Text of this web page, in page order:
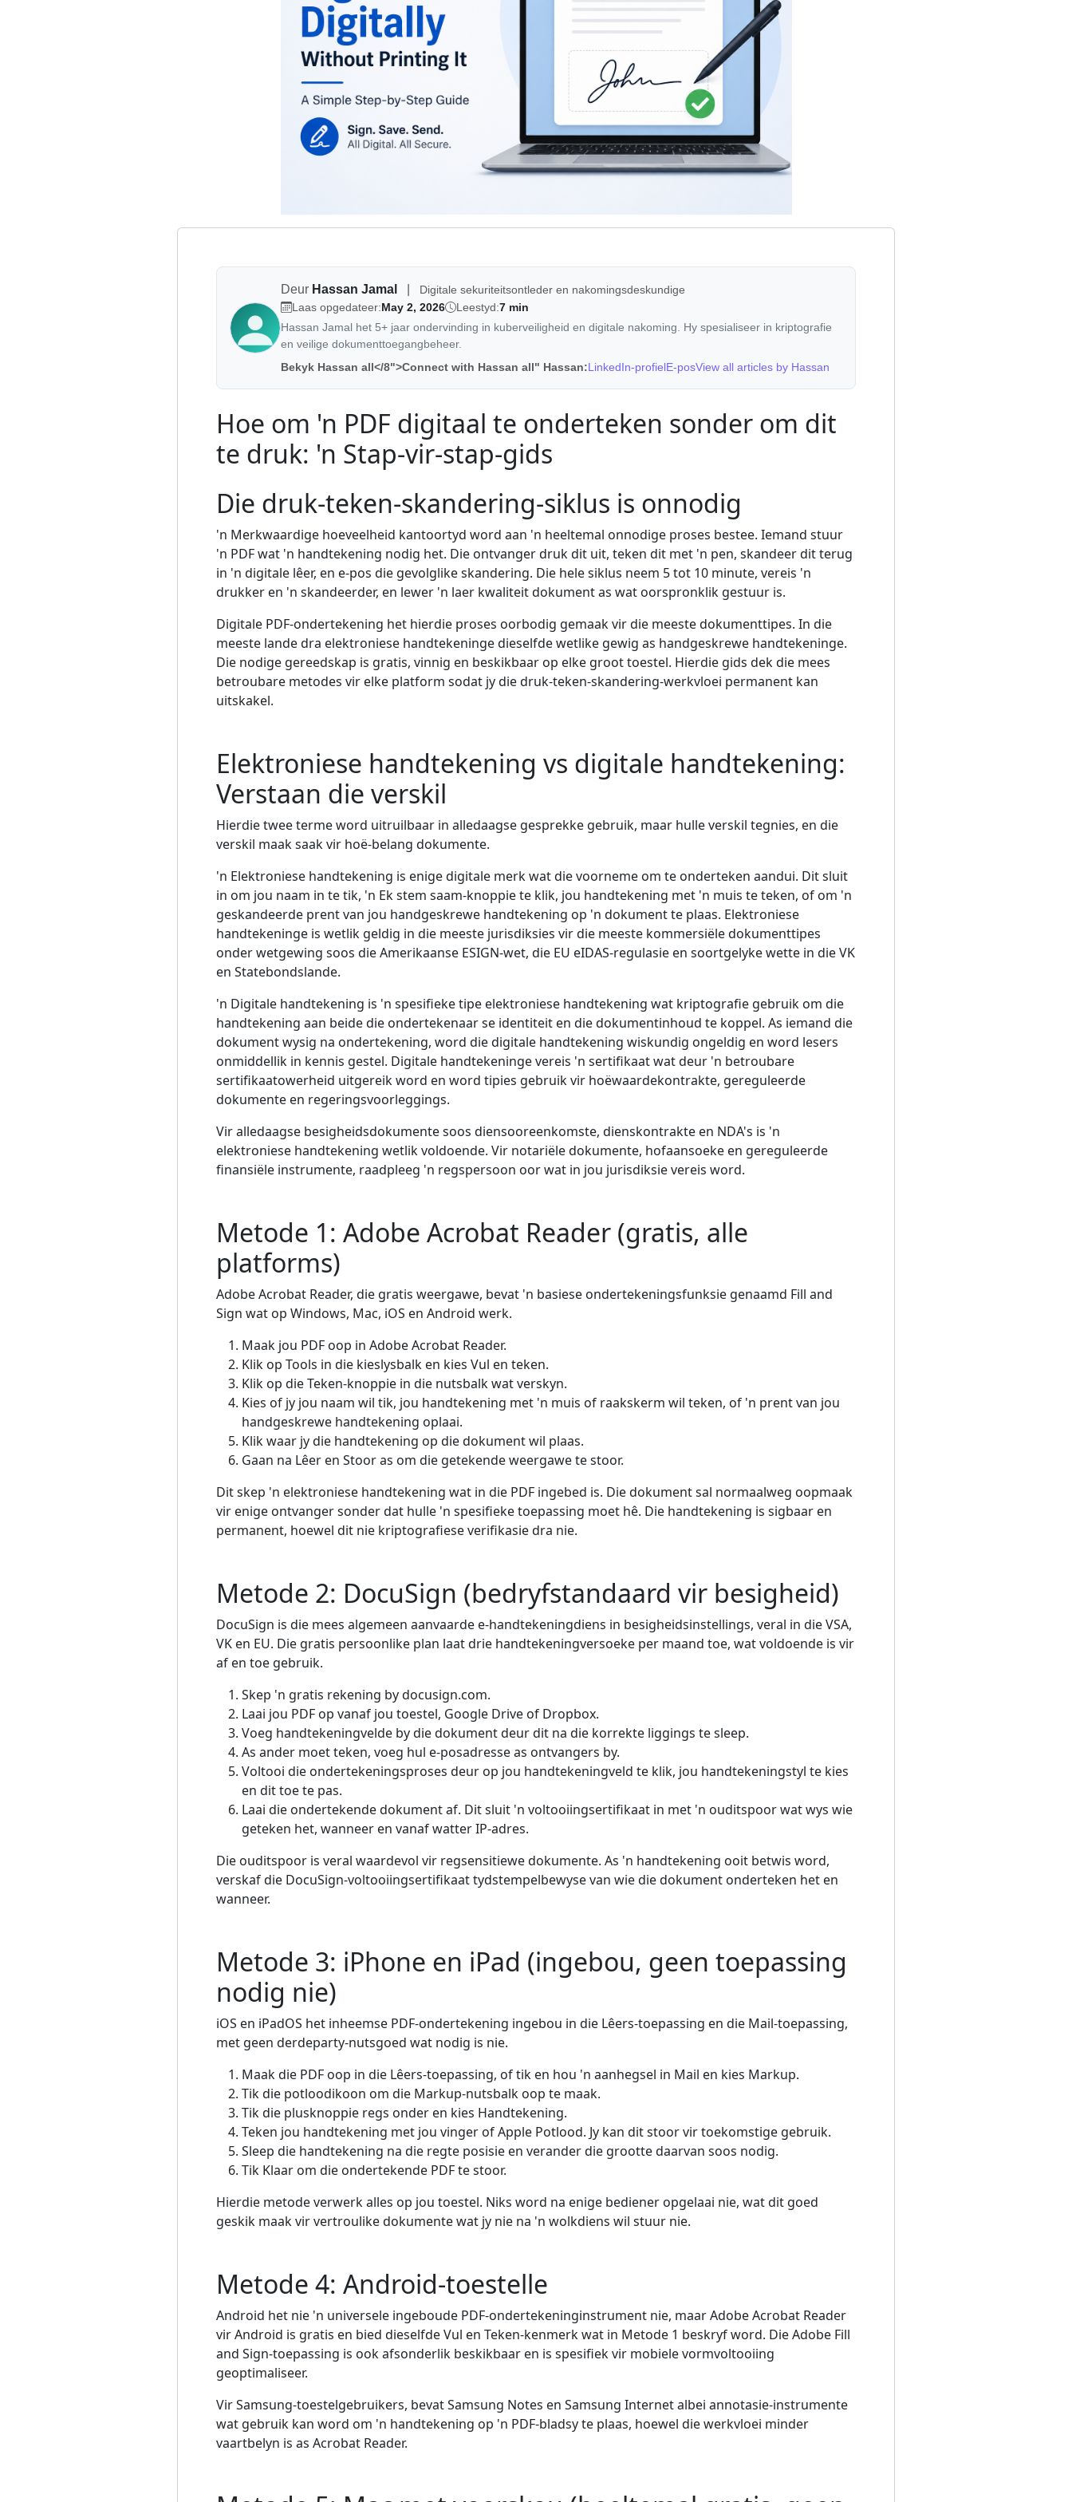
Deur Hassan Jamal
Digitale sekuriteitsontleder en nakomingsdeskundige
Laas opgedateer:May 2, 2026 Leestyd:7 min
Hassan Jamal het 5+ jaar ondervinding in kuberveiligheid en digitale nakoming. Hy spesialiseer in kriptografie
en veilige dokumenttoegangbeheer.
Bekyk Hassan all</8">Connect with Hassan all" Hassan:LinkedIn-profielE-posView all articles by Hassan
Hoe om 'n PDF digitaal te onderteken sonder om dit
te druk: 'n Stap-vir-stap-gids
Die druk-teken-skandering-siklus is onnodig
'n Merkwaardige hoeveelheid kantoortyd word aan 'n heeltemal onnodige proses bestee. Iemand stuur
'n PDF wat 'n handtekening nodig het. Die ontvanger druk dit uit, teken dit met 'n pen, skandeer dit terug
in 'n digitale lêer, en e-pos die gevolglike skandering. Die hele siklus neem 5 tot 10 minute, vereis 'n
drukker en 'n skandeerder, en lewer 'n laer kwaliteit dokument as wat oorspronklik gestuur is.
Digitale PDF-ondertekening het hierdie proses oorbodig gemaak vir die meeste dokumenttipes. In die
meeste lande dra elektroniese handtekeninge dieselfde wetlike gewig as handgeskrewe handtekeninge.
Die nodige gereedskap is gratis, vinnig en beskikbaar op elke groot toestel. Hierdie gids dek die mees
betroubare metodes vir elke platform sodat jy die druk-teken-skandering-werkvloei permanent kan
uitskakel.
Elektroniese handtekening vs digitale handtekening:
Verstaan ​​​​die verskil
Hierdie twee terme word uitruilbaar in alledaagse gesprekke gebruik, maar hulle verskil tegnies, en die
verskil maak saak vir hoë-belang dokumente.
'n Elektroniese handtekening is enige digitale merk wat die voorneme om te onderteken aandui. Dit sluit
in om jou naam in te tik, 'n Ek stem saam-knoppie te klik, jou handtekening met 'n muis te teken, of om 'n
geskandeerde prent van jou handgeskrewe handtekening op 'n dokument te plaas. Elektroniese
handtekeninge is wetlik geldig in die meeste jurisdiksies vir die meeste kommersiële dokumenttipes
onder wetgewing soos die Amerikaanse ESIGN-wet, die EU eIDAS-regulasie en soortgelyke wette in die VK
en Statebondslande.
'n Digitale handtekening is 'n spesifieke tipe elektroniese handtekening wat kriptografie gebruik om die
handtekening aan beide die ondertekenaar se identiteit en die dokumentinhoud te koppel. As iemand die
dokument wysig na ondertekening, word die digitale handtekening wiskundig ongeldig en word lesers
onmiddellik in kennis gestel. Digitale handtekeninge vereis 'n sertifikaat wat deur 'n betroubare
sertifikaatowerheid uitgereik word en word tipies gebruik vir hoëwaardekontrakte, gereguleerde
dokumente en regeringsvoorleggings.
Vir alledaagse besigheidsdokumente soos diensooreenkomste, dienskontrakte en NDA's is 'n
elektroniese handtekening wetlik voldoende. Vir notariële dokumente, hofaansoeke en gereguleerde
finansiële instrumente, raadpleeg 'n regspersoon oor wat in jou jurisdiksie vereis word.
Metode 1: Adobe Acrobat Reader (gratis, alle
platforms)
Adobe Acrobat Reader, die gratis weergawe, bevat 'n basiese ondertekeningsfunksie genaamd Fill and
Sign wat op Windows, Mac, iOS en Android werk.
Maak jou PDF oop in Adobe Acrobat Reader.
Klik op Tools in die kieslysbalk en kies Vul en teken.
Klik op die Teken-knoppie in die nutsbalk wat verskyn.
Kies of jy jou naam wil tik, jou handtekening met 'n muis of raakskerm wil teken, of 'n prent van jou
handgeskrewe handtekening oplaai.
Klik waar jy die handtekening op die dokument wil plaas.
Gaan na Lêer en Stoor as om die getekende weergawe te stoor.
Dit skep 'n elektroniese handtekening wat in die PDF ingebed is. Die dokument sal normaalweg oopmaak
vir enige ontvanger sonder dat hulle 'n spesifieke toepassing moet hê. Die handtekening is sigbaar en
permanent, hoewel dit nie kriptografiese verifikasie dra nie.
Metode 2: DocuSign (bedryfstandaard vir besigheid)
DocuSign is die mees algemeen aanvaarde e-handtekeningdiens in besigheidsinstellings, veral in die VSA,
VK en EU. Die gratis persoonlike plan laat drie handtekeningversoeke per maand toe, wat voldoende is vir
af en toe gebruik.
Skep 'n gratis rekening by docusign.com.
Laai jou PDF op vanaf jou toestel, Google Drive of Dropbox.
Voeg handtekeningvelde by die dokument deur dit na die korrekte liggings te sleep.
As ander moet teken, voeg hul e-posadresse as ontvangers by.
Voltooi die ondertekeningsproses deur op jou handtekeningveld te klik, jou handtekeningstyl te kies
en dit toe te pas.
Laai die ondertekende dokument af. Dit sluit 'n voltooiingsertifikaat in met 'n ouditspoor wat wys wie
geteken het, wanneer en vanaf watter IP-adres.
Die ouditspoor is veral waardevol vir regsensitiewe dokumente. As 'n handtekening ooit betwis word,
verskaf die DocuSign-voltooiingsertifikaat tydstempelbewyse van wie die dokument onderteken het en
wanneer.
Metode 3: iPhone en iPad (ingebou, geen toepassing
nodig nie)
iOS en iPadOS het inheemse PDF-ondertekening ingebou in die Lêers-toepassing en die Mail-toepassing,
met geen derdeparty-nutsgoed wat nodig is nie.
Maak die PDF oop in die Lêers-toepassing, of tik en hou 'n aanhegsel in Mail en kies Markup.
Tik die potloodikoon om die Markup-nutsbalk oop te maak.
Tik die plusknoppie regs onder en kies Handtekening.
Teken jou handtekening met jou vinger of Apple Potlood. Jy kan dit stoor vir toekomstige gebruik.
Sleep die handtekening na die regte posisie en verander die grootte daarvan soos nodig.
Tik Klaar om die ondertekende PDF te stoor.
Hierdie metode verwerk alles op jou toestel. Niks word na enige bediener opgelaai nie, wat dit goed
geskik maak vir vertroulike dokumente wat jy nie na 'n wolkdiens wil stuur nie.
Metode 4: Android-toestelle
Android het nie 'n universele ingeboude PDF-ondertekeninginstrument nie, maar Adobe Acrobat Reader
vir Android is gratis en bied dieselfde Vul en Teken-kenmerk wat in Metode 1 beskryf word. Die Adobe Fill
and Sign-toepassing is ook afsonderlik beskikbaar en is spesifiek vir mobiele vormvoltooiing
geoptimaliseer.
Vir Samsung-toestelgebruikers, bevat Samsung Notes en Samsung Internet albei annotasie-instrumente
wat gebruik kan word om 'n handtekening op 'n PDF-bladsy te plaas, hoewel die werkvloei minder
vaartbelyn is as Acrobat Reader.